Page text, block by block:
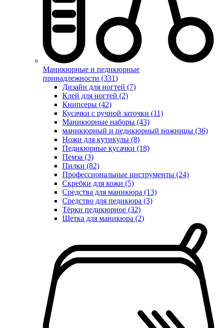
Маникюрные и педикюрные
принадлежности (331)
Дизайн для ногтей (7)
Клей для ногтей (2)
Книпсеры (42)
Кусачки с ручной заточки (11)
Маникюрные наборы (43)
маникюрный и педикюрный ножницы (36)
Ножи для кутикулы (8)
Педикюрные кусачки (18)
Пемза (3)
Пилки (82)
Профессиональные инструменты (24)
Скребки для кожи (5)
Средства для маникюра (13)
Средство для педикюра (3)
Тёрки педикюрное (32)
Щетка для маникюра (2)